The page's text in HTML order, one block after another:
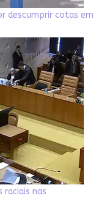
descumprir cotas em
raciais nas